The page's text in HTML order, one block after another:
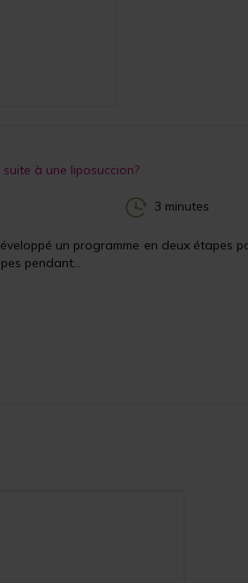
à une liposuccion?
3 minutes
un programme en deux étapes
pendant...